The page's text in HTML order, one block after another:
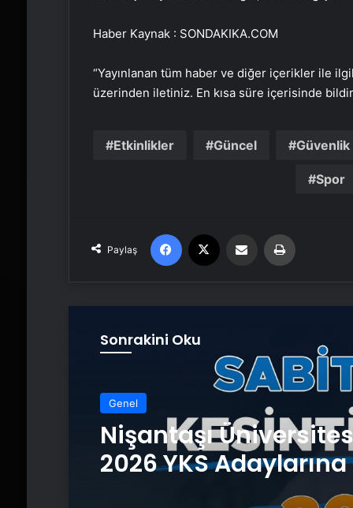
Haber Kaynak : SONDAKIKA.COM
“Yayınlanan tüm haber ve diğer içerikler ile
üzerinden iletiniz. En kısa süre içerisinde
Etkinlikler Güncel Güvenlik
Spor
Paylaş
Facebook Email'den paylaş
Sonrakini Oku
Genel
Nişantaşı
2026 YKS
Güvence: Sabit